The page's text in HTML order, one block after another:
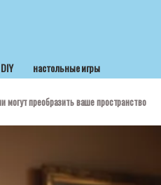
DIY настольные игры
могут преобразить ваше пространство